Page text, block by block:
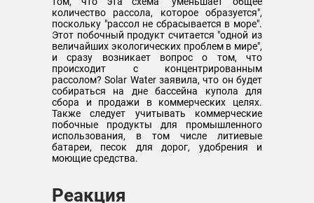
количество рассола, которое образуется",
поскольку "рассол не сбрасывается в море".
Этот побочный продукт считается "одной из
величайших экологических проблем в мире",
и сразу возникает вопрос о том, что
происходит с концентрированным
рассолом? Solar Water заявила, что он будет
собираться на дне бассейна купола для
сбора и продажи в коммерческих целях.
Также следует учитывать коммерческие
побочные продукты для промышленного
использования, в том числе литиевые
батареи, песок для дорог, удобрения и
моющие средства.
Реакция